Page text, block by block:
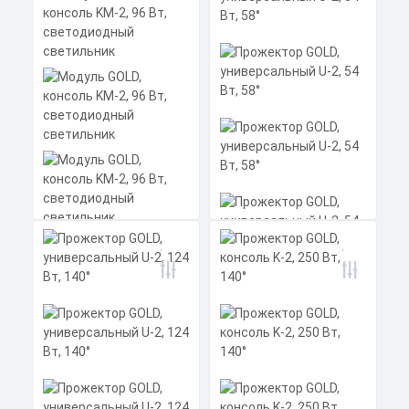
560x275x140 мм
Получить КП за 15
КП
Модуль GOLD, консоль
KM-2, 96 Вт,
светодиодный
светильник
Прожектор GOLD,
универсальный U-2, 54
Мощность: 54 Вт
230x215x148 мм
Размеры в упаковке:
Цена по запросу